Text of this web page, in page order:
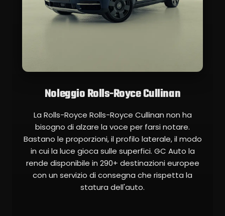
Noleggio Rolls-Royce Cullinan
La Rolls-Royce Rolls-Royce Cullinan non ha
bisogno di alzare la voce per farsi notare.
Bastano le proporzioni, il profilo laterale, il modo
in cui la luce gioca sulle superfici. GC Auto la
rende disponibile in 290+ destinazioni europee
con un servizio di consegna che rispetta la
statura dell'auto.